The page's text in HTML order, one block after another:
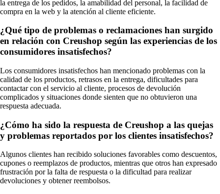
la entrega de los pedidos, la amabilidad del personal, la facilidad de
compra en la web y la atención al cliente eficiente.
¿Qué tipo de problemas o reclamaciones han surgido
en relación con Creushop según las experiencias de los
consumidores insatisfechos?
Los consumidores insatisfechos han mencionado problemas con la
calidad de los productos, retrasos en la entrega, dificultades para
contactar con el servicio al cliente, procesos de devolución
complicados y situaciones donde sienten que no obtuvieron una
respuesta adecuada.
¿Cómo ha sido la respuesta de Creushop a las quejas
y problemas reportados por los clientes insatisfechos?
Algunos clientes han recibido soluciones favorables como descuentos,
cupones o reemplazos de productos, mientras que otros han expresado
frustración por la falta de respuesta o la dificultad para realizar
devoluciones y obtener reembolsos.